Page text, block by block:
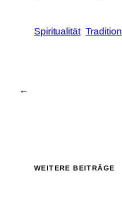
Spiritualität Tradition
←
WEITERE BEITRÄGE